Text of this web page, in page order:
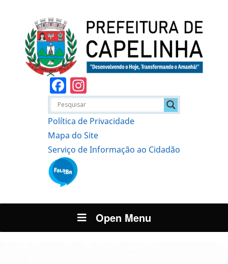
Facebook
Política de Privacidade
Mapa do Site
Serviço de Informação ao Cidadão
Open Menu